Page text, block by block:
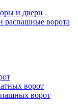
и двери
ворота
ворот
ворот